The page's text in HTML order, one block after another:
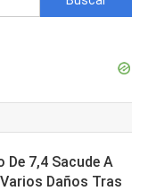
7,4 Sacude A
Daños Tras